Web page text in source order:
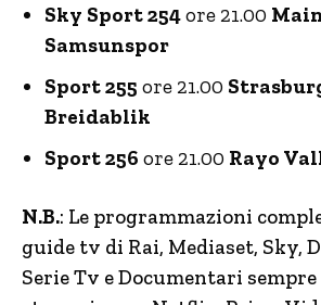
Sky Sport 254ore 21.00
Samsunspor
Sport 255 ore 21.00
Breidablik
Sport 256 ore 21.00 Rayo
N.B.: Le programmazioni
guide tv di Rai, Mediaset, Sky,
Serie Tv e Documentari